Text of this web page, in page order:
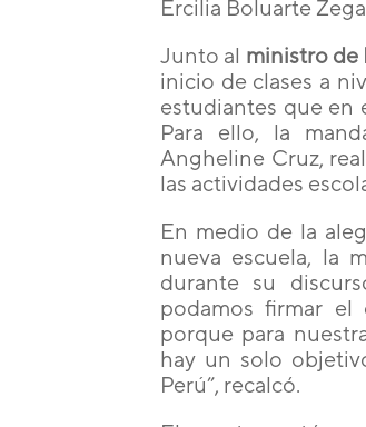
Ercilia Boluarte
Junto al ministro de
inicio de clases a
estudiantes que en
Para ello, la
Angheline Cruz,
las actividades
En medio de la
nueva escuela, la
durante su
podamos firmar
porque para
hay un solo
Perú”, recalcó.